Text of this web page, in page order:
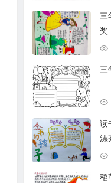
三
奖
三
读
漂
稻